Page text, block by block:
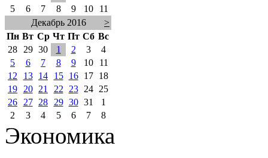
5
6 7 8 9 10
11
Декабрь 2016
>
Пн Вт Ср Чт Пт Сб Вс
28
29 30 1 2 3
4
5
6 7 8 9 10
11
12
13 14 15 16 17
18
19
20 21 22 23 24
25
26
27 28 29 30 31
1
2
3 4 5 6 7 8
Экономика